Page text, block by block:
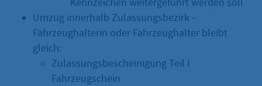
Umzug innerhalb Zulassungsbezirk –
Fahrzeughalterin oder Fahrzeughalter bleibt
gleich:
Zulassungsbescheinigung Teil I
Fahrzeugschein